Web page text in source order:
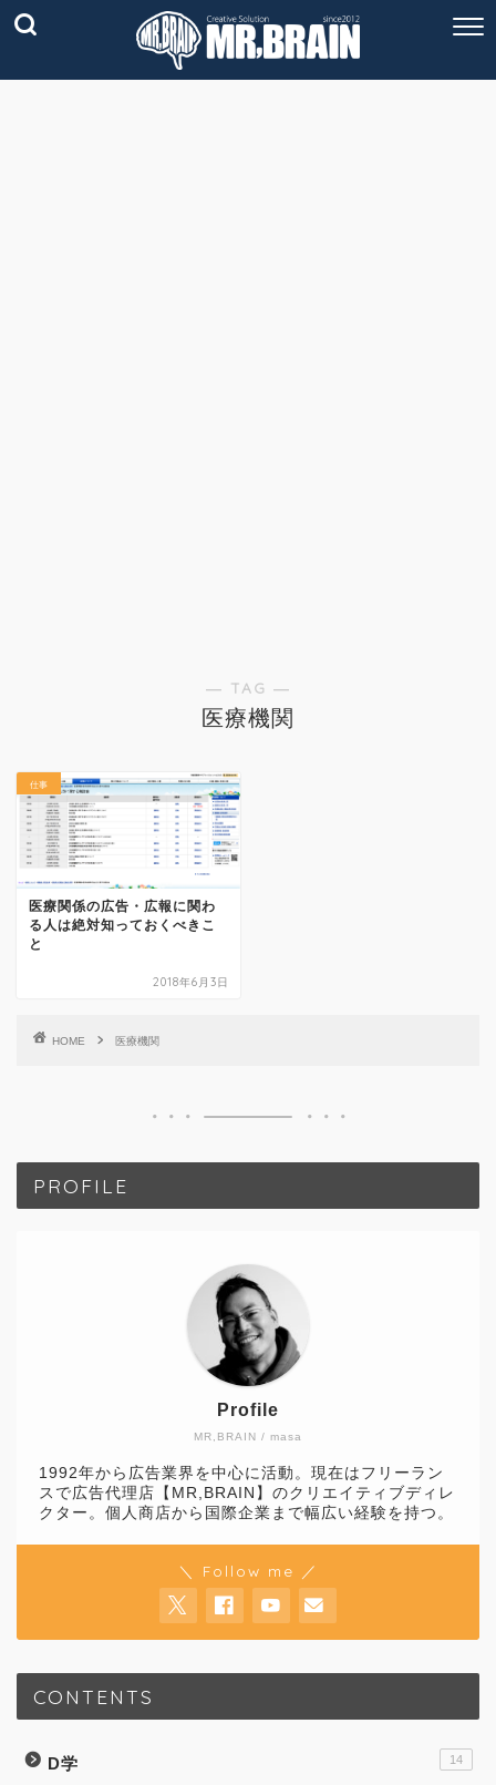
― TAG ―
医療機関
仕事
医療関係の広告・広報に関わ
る人は絶対知っておくべきこ
と
2018年6月3日
HOME 医療機関
PROFILE
MR,BRAIN / masa
Profile
1992年から広告業界を中心に活動。現在はフリーラン
スで広告代理店【MR,BRAIN】のクリエイティブディレ
クター。個人商店から国際企業まで幅広い経験を持つ。
＼ Follow me ／
CONTENTS
D学 14